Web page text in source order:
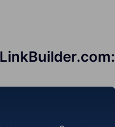
LinkBuilder.com: